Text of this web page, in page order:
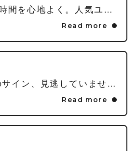
毎日のお風呂時間を心地よく。人気ユニットバスメーカー5社の特徴と我が家にぴったりの選び方
Read more
築15〜20年のサイン、見逃していませんか？毎日頑張る私に贈る「水回りまるごとリフレッシュ」という選択
Read more